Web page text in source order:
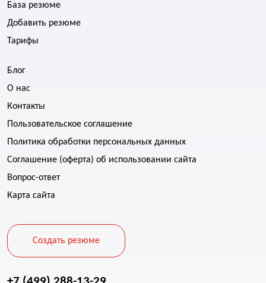
База резюме
Добавить резюме
Тарифы
Блог
О нас
Контакты
Пользовательское соглашение
Политика обработки персональных данных
Соглашение (оферта) об использовании сайта
Вопрос-ответ
Карта сайта
Создать резюме